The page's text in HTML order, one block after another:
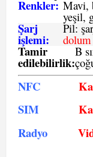
Renkler: Mavi,
yeşil,
Şarj
işlemi:
Pil:
Tamir
edilebilirlik:
B
NFC
SIM
Radyo